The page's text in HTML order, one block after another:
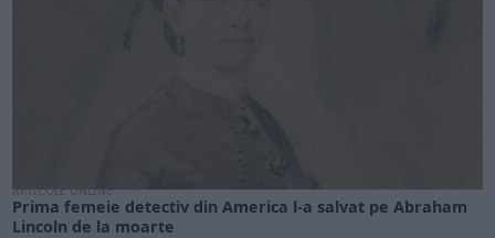
ARTICOLE ONLINE
Prima femeie detectiv din America l-a salvat pe Abraham
Lincoln de la moarte